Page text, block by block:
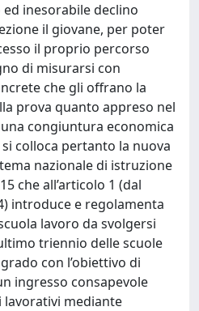
inesorabile declino
il giovane, per poter
il proprio percorso
di misurarsi con
che gli offrano la
prova quanto appreso nel
congiuntura economica
colloca pertanto la nuova
nazionale di istruzione
che all’articolo 1 (dal
introduce e regolamenta
lavoro da svolgersi
triennio delle scuole
con l’obiettivo di
ingresso consapevole
lavorativi mediante